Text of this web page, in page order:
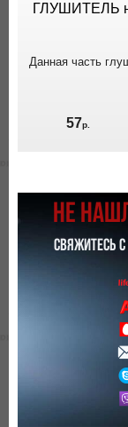
ГЛУШИТЕЛЬ
Данная часть
57р.
НЕ
СВЯЖИТЕСЬ